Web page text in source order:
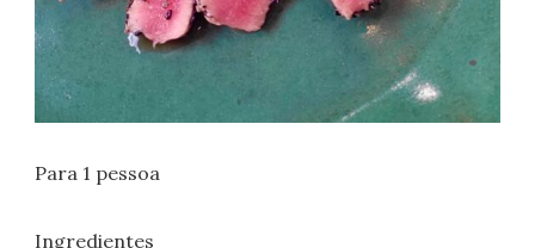
Para 1 pessoa
Ingredientes